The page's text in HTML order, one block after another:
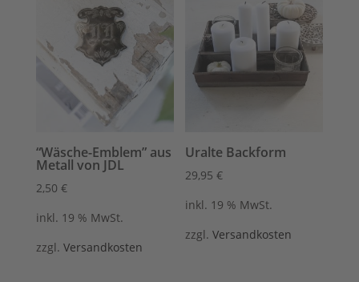
“Wäsche-Emblem” aus
Metall von JDL
2,50 €
inkl. 19 % MwSt.
zzgl. Versandkosten
Uralte Backform
29,95€
inkl. 19 % MwSt.
zzgl.Versandkosten